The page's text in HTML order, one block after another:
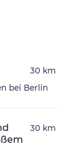
bei Berlin
30 km
30 km